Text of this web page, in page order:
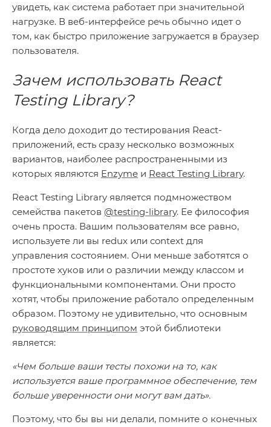
увидеть, как система работает при значительной
нагрузке. В веб-интерфейсе речь обычно идет о
том, как быстро приложение загружается в браузер
пользователя.
Зачем использовать React
Testing Library?
Когда дело доходит до тестирования React-
приложений, есть сразу несколько возможных
вариантов, наиболее распространенными из
которых являются Enzyme и React Testing Library.
React Testing Library является подмножеством
семейства пакетов @testing-library. Ее философия
очень проста. Вашим пользователям все равно,
используете ли вы redux или context для
управления состоянием. Они меньше заботятся о
простоте хуков или о различии между классом и
функциональными компонентами. Они просто
хотят, чтобы приложение работало определенным
образом. Поэтому не удивительно, что основным
руководящим принципом этой библиотеки
является:
«Чем больше ваши тесты похожи на то, как
используется ваше программное обеспечение, тем
больше уверенности они могут вам дать».
Поэтому, что бы вы ни делали, помните о конечных